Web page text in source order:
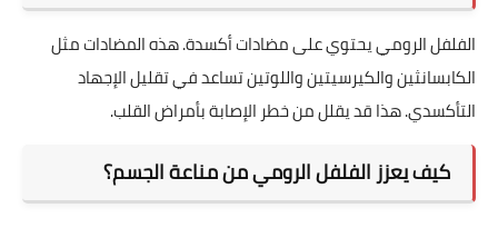
الفلفل الرومي يحتوي على مضادات أكسدة. هذه المضادات مثل
الكابسانثين والكيرسيتين واللوتين تساعد في تقليل الإجهاد
التأكسدي. هذا قد يقلل من خطر الإصابة بأمراض القلب.
كيف يعزز الفلفل الرومي من مناعة الجسم؟